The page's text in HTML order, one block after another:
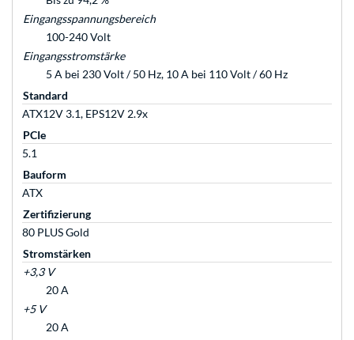
Eingangsspannungsbereich
100-240 Volt
Eingangsstromstärke
5 A bei 230 Volt / 50 Hz, 10 A bei 110 Volt / 60 Hz
Standard
ATX12V 3.1, EPS12V 2.9x
PCIe
5.1
Bauform
ATX
Zertifizierung
80 PLUS Gold
Stromstärken
+3,3 V
20 A
+5 V
20 A